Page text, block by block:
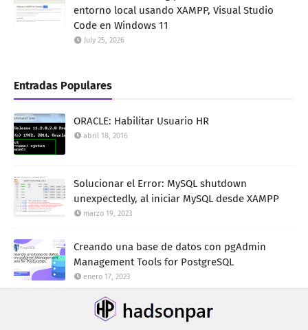
entorno local usando XAMPP, Visual Studio
Code en Windows 11
July 25, 2026
Entradas Populares
ORACLE: Habilitar Usuario HR
abril 18, 2016
Solucionar el Error: MySQL shutdown
unexpectedly, al iniciar MySQL desde XAMPP
marzo 19, 2023
Creando una base de datos con pgAdmin
Management Tools for PostgreSQL
enero 17, 2023